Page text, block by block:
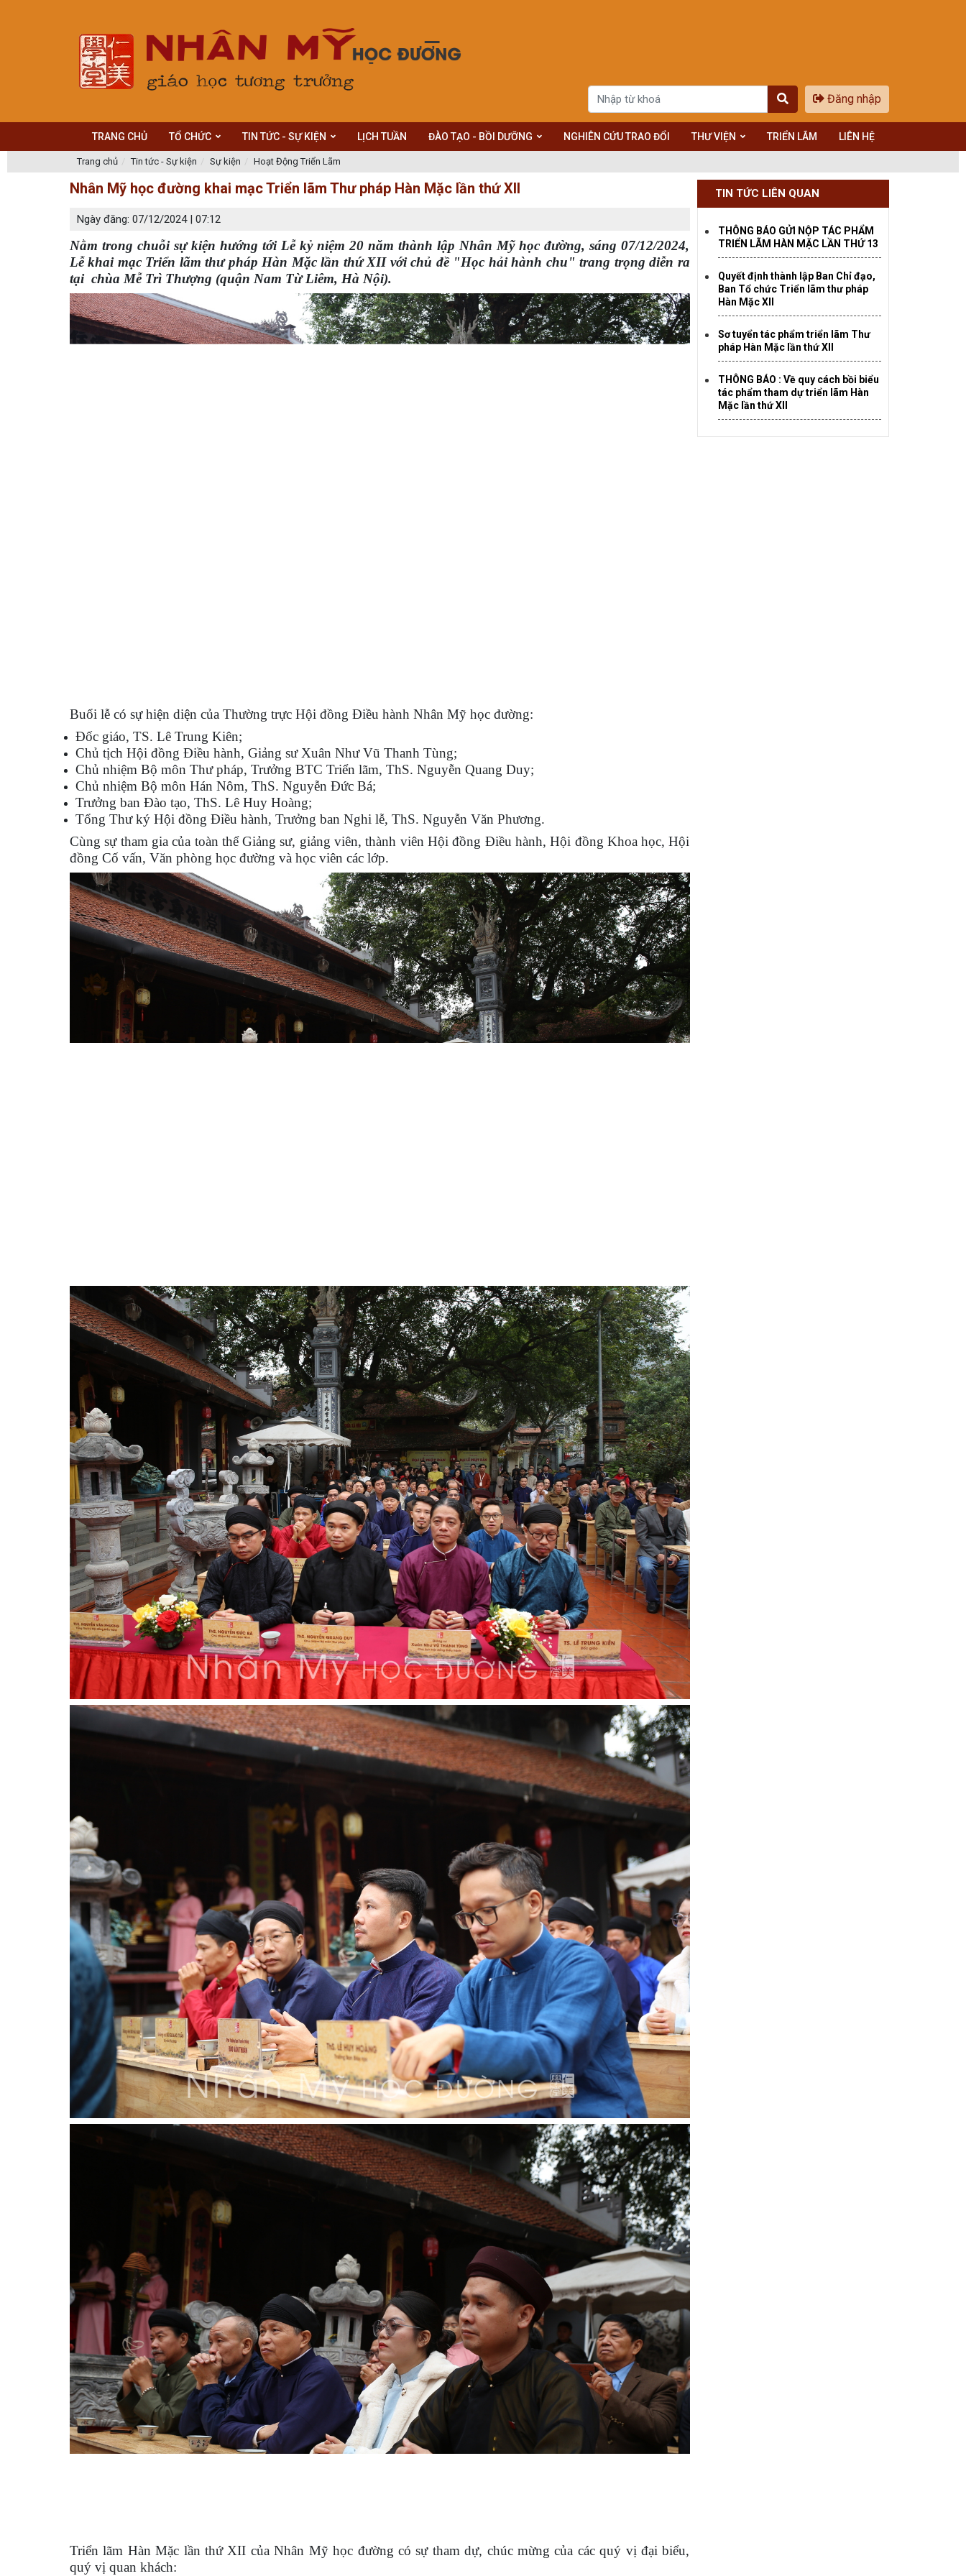
Đăng nhập
TRANG CHỦ TỔ CHỨC TIN TỨC - SỰ KIỆN LỊCH TUẦN ĐÀO TẠO - BỒI DƯỠNG NGHIÊN CỨU TRAO ĐỔI THƯ VIỆN TRIỂN LÃM LIÊN HỆ
Trang chủ Tin tức - Sự kiện Sự kiện Hoạt Động Triển Lãm
Nhân Mỹ học đường khai mạc Triển lãm Thư pháp Hàn Mặc lần thứ XII
Ngày đăng: 07/12/2024 | 07:12
Nằm trong chuỗi sự kiện hướng tới Lễ kỷ niệm 20 năm thành lập Nhân Mỹ học đường, sáng 07/12/2024,
Lễ khai mạc Triển lãm thư pháp Hàn Mặc lần thứ XII với chủ đề "Học hải hành chu" trang trọng diễn ra
tại chùa Mễ Trì Thượng (quận Nam Từ Liêm, Hà Nội).
Buổi lễ có sự hiện diện của Thường trực Hội đồng Điều hành Nhân Mỹ học đường:
Đốc giáo, TS. Lê Trung Kiên;
Chủ tịch Hội đồng Điều hành, Giảng sư Xuân Như Vũ Thanh Tùng;
Chủ nhiệm Bộ môn Thư pháp, Trưởng BTC Triển lãm, ThS. Nguyễn Quang Duy;
Chủ nhiệm Bộ môn Hán Nôm, ThS. Nguyễn Đức Bá;
Trưởng ban Đào tạo, ThS. Lê Huy Hoàng;
Tổng Thư ký Hội đồng Điều hành, Trưởng ban Nghi lễ, ThS. Nguyễn Văn Phương.
Cùng sự tham gia của toàn thể Giảng sư, giảng viên, thành viên Hội đồng Điều hành, Hội đồng Khoa học, Hội
đồng Cố vấn, Văn phòng học đường và học viên các lớp.
Triển lãm Hàn Mặc lần thứ XII của Nhân Mỹ học đường có sự tham dự, chúc mừng của các quý vị đại biểu,
quý vị quan khách:
TIN TỨC LIÊN QUAN
THÔNG BÁO GỬI NỘP TÁC PHẨM
TRIỂN LÃM HÀN MẶC LẦN THỨ 13
Quyết định thành lập Ban Chỉ đạo,
Ban Tổ chức Triển lãm thư pháp
Hàn Mặc XII
Sơ tuyển tác phẩm triển lãm Thư
pháp Hàn Mặc lần thứ XII
THÔNG BÁO : Về quy cách bồi biểu
tác phẩm tham dự triển lãm Hàn
Mặc lần thứ XII